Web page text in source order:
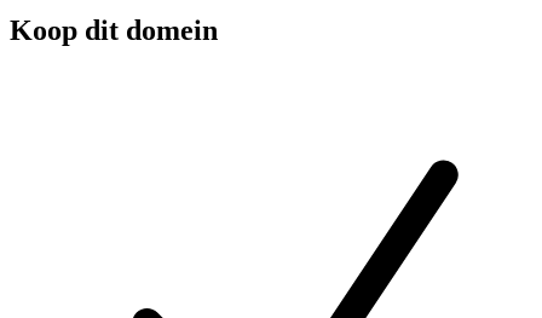
Koop dit domein